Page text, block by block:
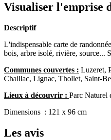
Visualiser l'emprise
Descriptif
L'indispensable carte de
bois, arbre isolé, rivière, source...
Communes couvertes : Luzeret,
Chaillac, Lignac, Thollet, Saint-
Lieux à découvrir : Parc Naturel
Dimensions : 121 x 96 cm
Les avis